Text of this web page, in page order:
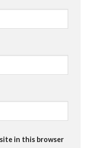
in this browser